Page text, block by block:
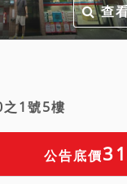
查
1號5樓
公告底價